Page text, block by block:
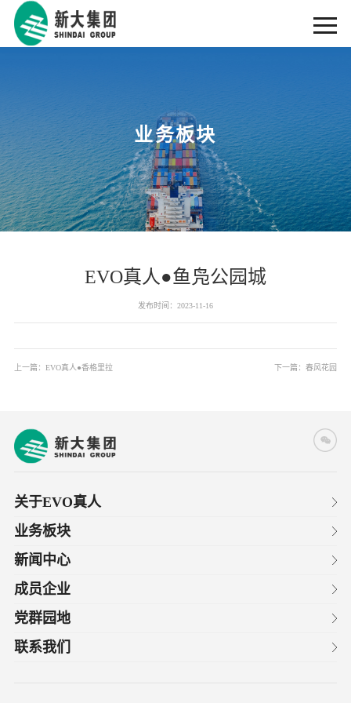
业务板块
EVO真人●鱼凫公园城
发布时间：2023-11-16
上一篇： EVO真人●香格里拉 下一篇：春风花园
关于EVO真人
业务板块
新闻中心
成员企业
党群园地
联系我们